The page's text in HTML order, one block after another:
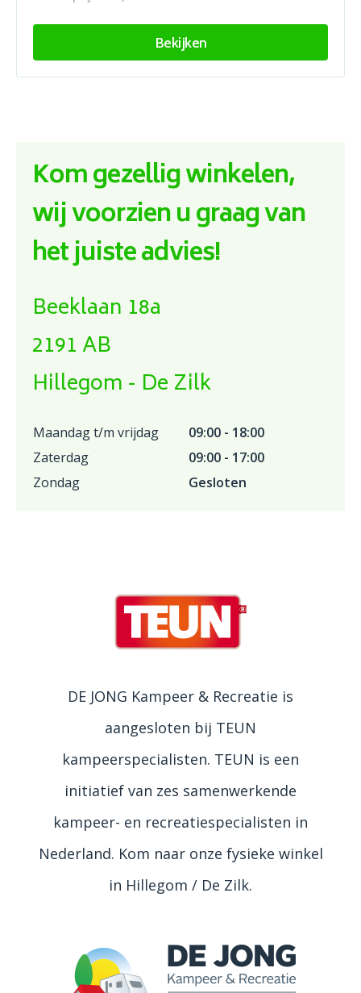
Bekijken
Kom gezellig winkelen,
wij voorzien u graag van
het juiste advies!
Beeklaan 18a
2191 AB
Hillegom - De Zilk
Maandag t/m vrijdag
09:00 - 18:00
Zaterdag
09:00 - 17:00
Zondag
Gesloten
DE JONG Kampeer & Recreatie is
aangesloten bij TEUN
kampeerspecialisten. TEUN is een
initiatief van zes samenwerkende
kampeer- en recreatiespecialisten in
Nederland. Kom naar onze fysieke winkel
in Hillegom / De Zilk.